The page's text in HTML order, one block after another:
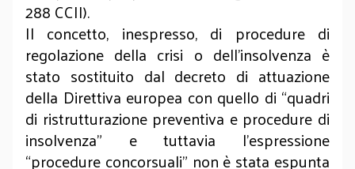
288 CCII).
Il concetto, inespresso, di procedure di
regolazione della crisi o dell’insolvenza è
stato sostituito dal decreto di attuazione
della Direttiva europea con quello di “quadri
di ristrutturazione preventiva e procedure di
insolvenza” e tuttavia l’espressione
“procedure concorsuali” non è stata espunta